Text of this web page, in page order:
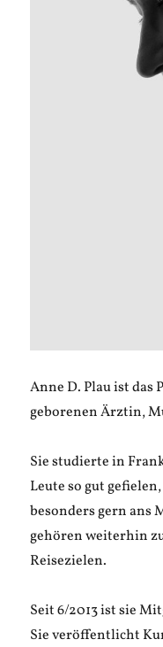
Anne D. Plau ist das
geborenen Ärztin,
Sie studierte in
Leute so gut
besonders gern ans
gehören weiterhin
Reisezielen.
Seit 6/2013 ist sie
Sie veröffentlicht